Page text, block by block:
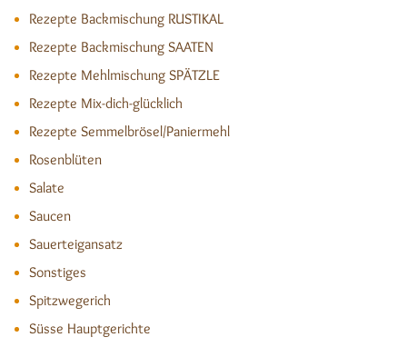
Rezepte Backmischung RUSTIKAL
Rezepte Backmischung SAATEN
Rezepte Mehlmischung SPÄTZLE
Rezepte Mix-dich-glücklich
Rezepte Semmelbrösel/Paniermehl
Rosenblüten
Salate
Saucen
Sauerteigansatz
Sonstiges
Spitzwegerich
Süsse Hauptgerichte